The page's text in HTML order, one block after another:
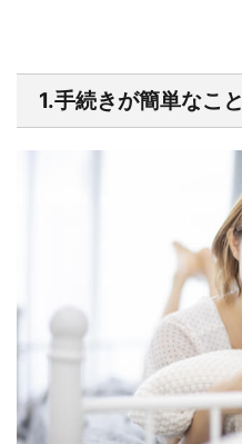
1.手続きが簡単なこと